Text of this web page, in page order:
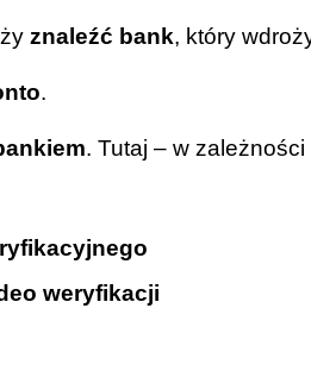
znaleźć bank, który
.
. Tutaj – w
weryfikacji